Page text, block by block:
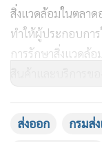
สิ่งแวดล้อมในตลาด
ทำให้ผู้ประกอบการ
การรักษาสิ่งแวดล้
สินค้าและบริการข
ตลาดให้ได้มากที่สุ
สินค้าในตลาดออส
ส่งออก
กรมส่